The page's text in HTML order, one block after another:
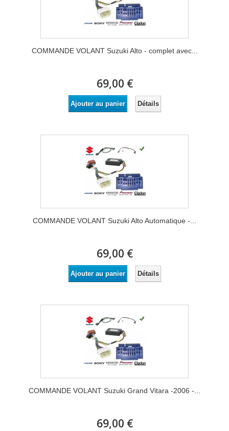
COMMANDE VOLANT Suzuki Alto - complet avec...
69,00 €
Ajouter au panier Détails
COMMANDE VOLANT Suzuki Alto Automatique -...
69,00 €
Ajouter au panier Détails
COMMANDE VOLANT Suzuki Grand Vitara -2006 -...
69,00 €